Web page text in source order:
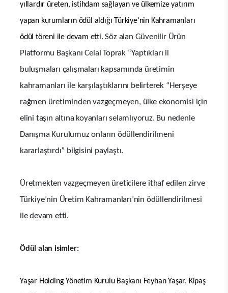
yıllardır üreten, istihdam sağlayan ve ülkemize yatırım
yapan kurumların ödül aldığı Türkiye’nin Kahramanları
ödül töreni ile devam etti. Söz alan Güvenilir Ürün
Platformu Başkanı Celal Toprak ‘’Yaptıkları il
buluşmaları çalışmaları kapsamında üretimin
kahramanları ile karşılaştıklarını belirterek “Herşeye
rağmen üretiminden vazgeçmeyen, ülke ekonomisi için
elini taşın altına koyanları selamlıyoruz. Bu nedenle
Danışma Kurulumuz onların ödüllendirilmeni
kararlaştırdı” bilgisini paylaştı.
Üretmekten vazgeçmeyen üreticilere ithaf edilen zirve
Türkiye’nin Üretim Kahramanları’nin ödüllendirilmesi
ile devam etti.
Ödül alan isimler:
Yaşar Holding Yönetim Kurulu Başkanı Feyhan Yaşar, Kipaş